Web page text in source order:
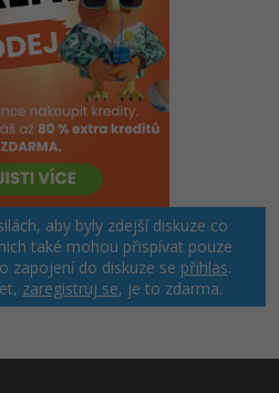
aby byly zdejší diskuze co
také mohou přispívat pouze
zapojení do diskuze se přihlas.
zaregistruj se, je to zdarma.